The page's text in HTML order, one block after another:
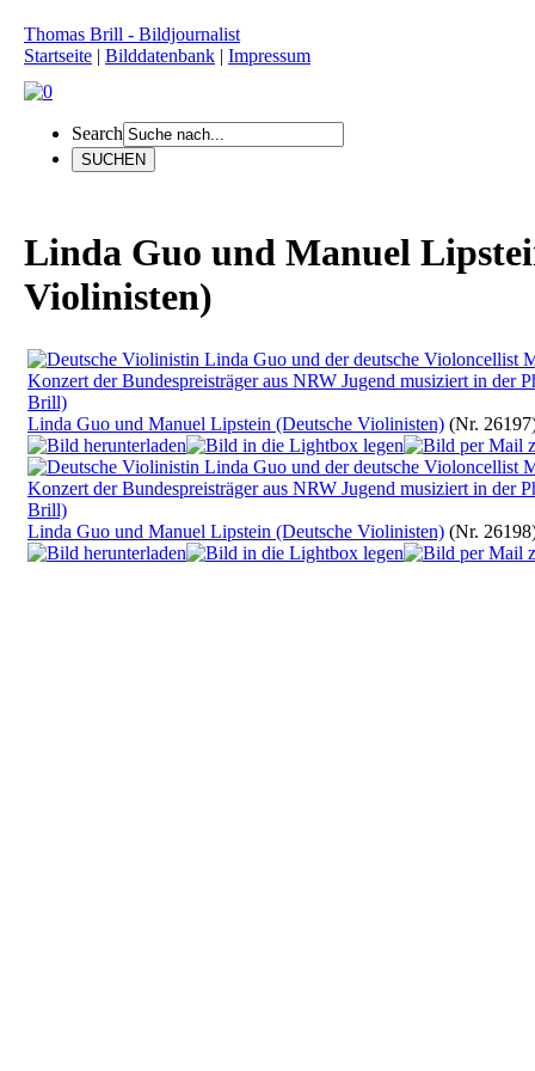
Thomas Brill - Bildjournalist
Startseite | Bilddatenbank | Impressum
Search
Linda Guo und Manuel
Violinisten)
Linda Guo und Manuel Lipstein (Deutsche Violinisten) (Nr.
Linda Guo und Manuel Lipstein (Deutsche Violinisten) (Nr.